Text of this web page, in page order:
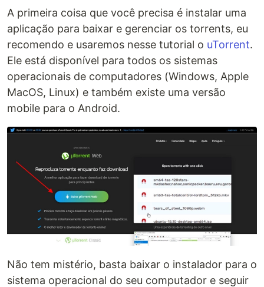
A primeira coisa que você precisa é instalar uma
aplicação para baixar e gerenciar os torrents, eu
recomendo e usaremos nesse tutorial o uTorrent.
Ele está disponível para todos os sistemas
operacionais de computadores (Windows, Apple
MacOS, Linux) e também existe uma versão
mobile para o Android.
Não tem mistério, basta baixar o instalador para o
sistema operacional do seu computador e seguir